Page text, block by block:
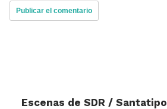
Escenas de SDR / Santatipo